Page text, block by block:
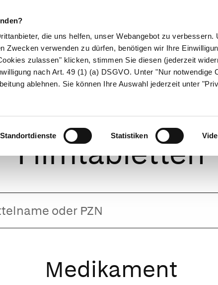
die uns helfen, unser Webangebot zu verbessern.
Zwecken verwenden zu dürfen, benötigen wir Ihre
zulassen" klicken, stimmen Sie diesen (jederzeit
nach Art. 49 (1) (a) DSGVO. Unter "Nur notwendige
ablehnen. Sie können Ihre Auswahl jederzeit unter
Standortdienste Statistiken
Naturheilkunde Eltern & Kind
forte
Filmtabletten
Medikament